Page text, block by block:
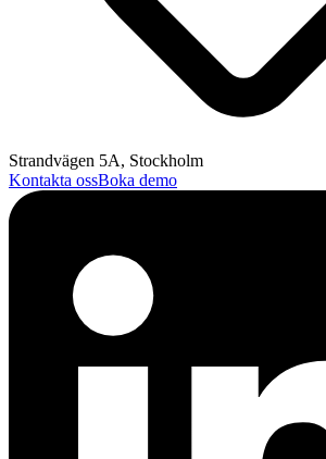
Strandvägen 5A, Stockholm
Kontakta ossBoka demo